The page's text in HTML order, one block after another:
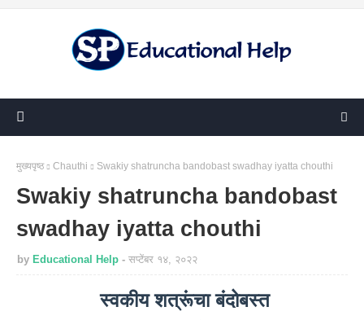
मुख्यपृष्ठ Chauthi Swakiy shatruncha bandobast swadhay iyatta chouthi
Swakiy shatruncha bandobast
swadhay iyatta chouthi
by Educational Help सप्टेंबर १४, २०२२
स्वकीय शत्रूंचा बंदोबस्त